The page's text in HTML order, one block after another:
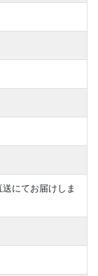
にてお届けしま